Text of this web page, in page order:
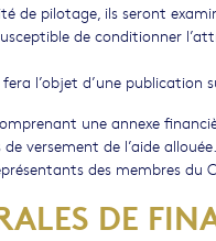
de pilotage, ils seront
de conditionner
l’objet d’une publication
une annexe
versement de l’aide
des membres du
DE